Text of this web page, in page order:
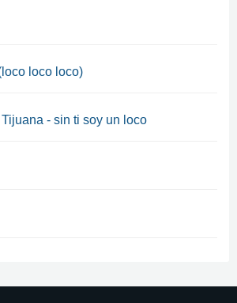
loco loco)
- sin ti soy un loco